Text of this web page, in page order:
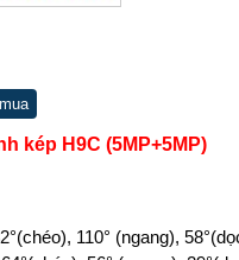
kép H9C (5MP+5MP)
110° (ngang),